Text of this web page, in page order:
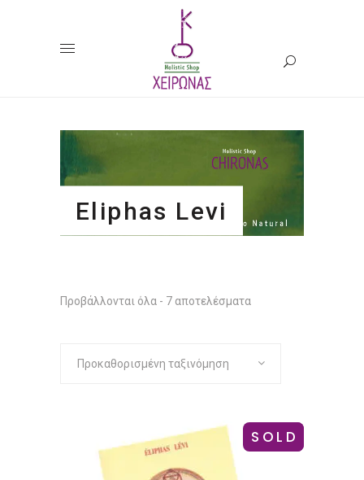
Eliphas Levi
Προβάλλονται όλα - 7 αποτελέσματα
Προκαθορισμένη ταξινόμηση
-19%
SOLD